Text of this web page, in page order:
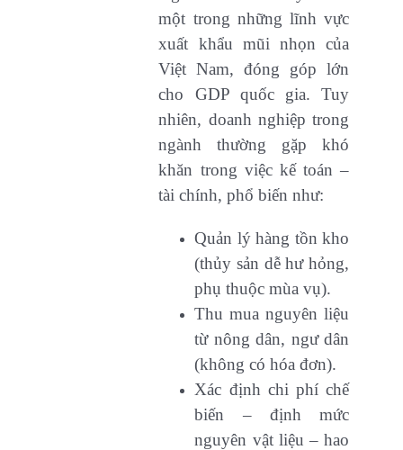
một trong những lĩnh vực
xuất khẩu mũi nhọn của
Việt Nam, đóng góp lớn
cho GDP quốc gia. Tuy
nhiên, doanh nghiệp trong
ngành thường gặp khó
khăn trong việc kế toán –
tài chính, phổ biến như:
Quản lý hàng tồn kho
(thủy sản dễ hư hỏng,
phụ thuộc mùa vụ).
Thu mua nguyên liệu
từ nông dân, ngư dân
(không có hóa đơn).
Xác định chi phí chế
biến – định mức
nguyên vật liệu – hao